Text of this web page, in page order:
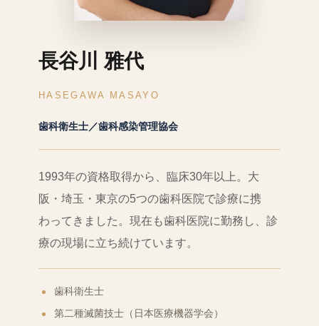
長谷川 雅代
HASEGAWA MASAYO
歯科衛生士／歯科感染管理協会
1993年の資格取得から、臨床30年以上。大
阪・埼玉・東京の5つの歯科医院で診療に携
わってきました。現在も歯科医院に勤務し、診
療の現場に立ち続けています。
歯科衛生士
第二種滅菌技士（日本医療機器学会）